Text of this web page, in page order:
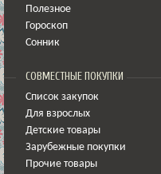
Полезное
Гороскоп
Сонник
СОВМЕСТНЫЕ ПОКУПКИ
Список закупок
Для взрослых
Детские товары
Зарубежные покупки
Прочие товары